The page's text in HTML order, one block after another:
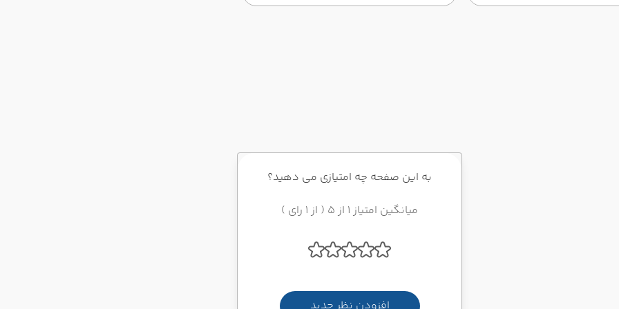
به این صفحه چه امتیازی می دهید؟
میانگین امتیاز 1 از 5 ( از 1 رای )